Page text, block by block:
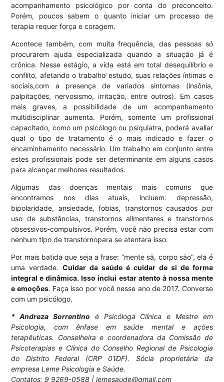
acompanhamento psicológico por conta do preconceito.
Porém, poucos sabem o quanto iniciar um processo de
terapia requer força e coragem.
Acontece também, com muita frequência, das pessoas só
procurarem ajuda especializada quando a situação já é
crônica. Nesse estágio, a vida está em total desequilíbrio e
conflito, afetando o trabalho∕ estudo, suas relações íntimas e
sociais,com a presença de variados sintomas (insônia,
palpitações, nervosismo, irritação, entre outros). Em casos
mais graves, a possibilidade de um acompanhamento
multidisciplinar aumenta. Porém, somente um profissional
capacitado, como um psicólogo ou psiquiatra, poderá avaliar
qual o tipo de tratamento é o mais indicado e fazer o
encaminhamento necessário. Um trabalho em conjunto entre
estes profissionais pode ser determinante em alguns casos
para alcançar melhores resultados.
Algumas das doenças mentais mais comuns que
encontramos nos dias atuais, incluem: depressão,
bipolaridade, ansiedade, fobias, transtornos causados por
uso de substâncias, transtornos alimentares e transtornos
obsessivos-compulsivos. Porém, você não precisa estar com
nenhum tipo de transtornopara se atentara isso.
Por mais batida que seja a frase: “mente sã, corpo são”, ela é
uma verdade.Cuidar da saúde é cuidar de si de forma
integral e dinâmica. Isso inclui estar atento à nossa mente
e emoções. Faça isso por você nesse ano de 2017. Converse
com um psicólogo.
* Andreza Sorrentino é Psicóloga Clínica e Mestre em
Psicologia, com ênfase em saúde mental e ações
terapêuticas. Conselheira e coordenadora da Comissão de
Psicoterapias e Clínica do Conselho Regional de Psicologia
do Distrito Federal (CRP 01∕DF). Sócia proprietária da
empresa Leme Psicologia e Saúde.
Contatos: 9 9269-0588 | lemesaude@gmail.com